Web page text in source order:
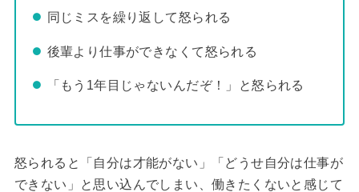
同じミスを繰り返して怒られる
後輩より仕事ができなくて怒られる
「もう1年目じゃないんだぞ！」と怒られる
怒られると「自分は才能がない」「どうせ自分は仕事が
できない」と思い込んでしまい、働きたくないと感じて